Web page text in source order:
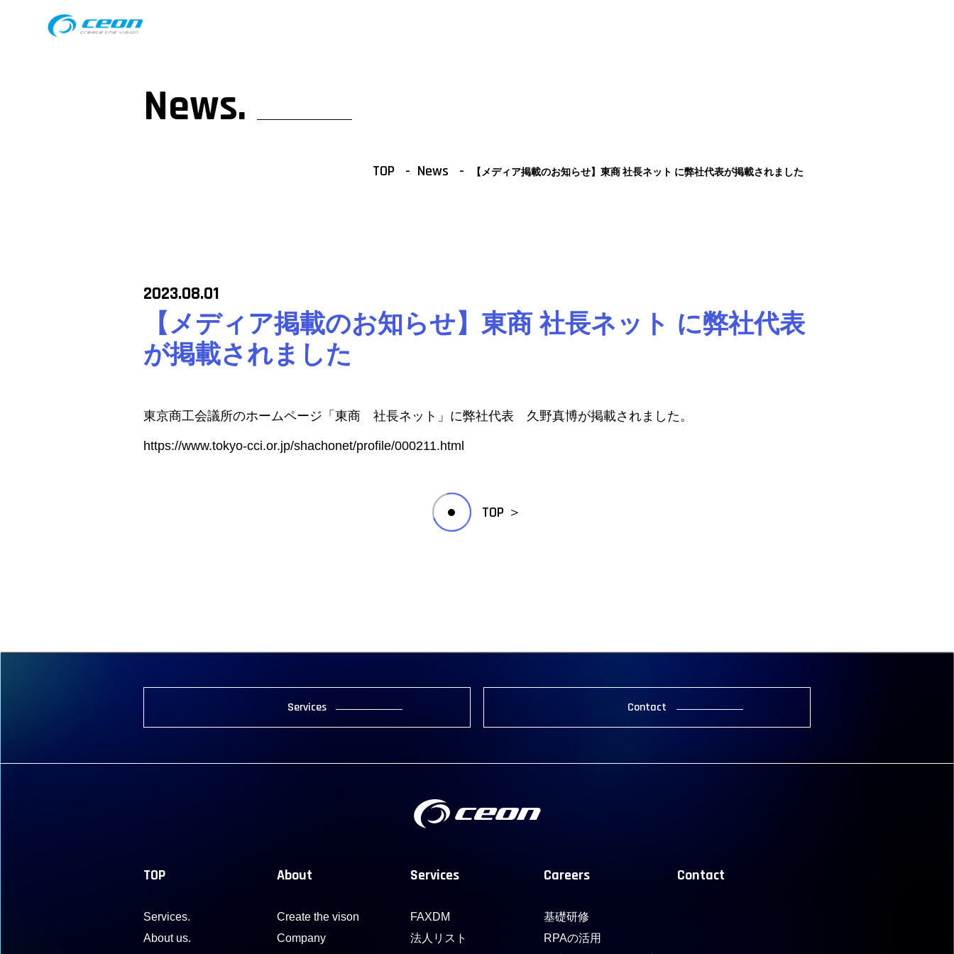
News.
TOP News 【メディア掲載のお知らせ】東商 社長ネット に弊社代表が掲載されました
2023.08.01
【メディア掲載のお知らせ】東商 社長ネット に弊社代表
が掲載されました
東京商工会議所のホームページ「東商 社長ネット」に弊社代表 久野真博が掲載されました。
https://www.tokyo-cci.or.jp/shachonet/profile/000211.html
TOP ＞
Services Contact
TOP
Services.
About us.
About
Create the vison
Company
Services
FAXDM
法人リスト
Careers
基礎研修
RPAの活用
Contact